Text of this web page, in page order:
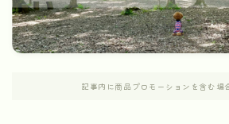
記事内に商品プロモーションを含む場